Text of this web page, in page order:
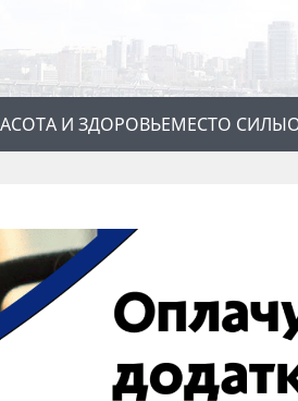
И ЗДОРОВЬЕМЕСТО СИЛЫ